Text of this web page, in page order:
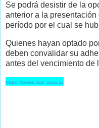
Se podrá desistir de la
anterior a la
período por el cual se
Quienes hayan optado
deben convalidar su
antes del vencimiento de
https://www.dae.com.ar